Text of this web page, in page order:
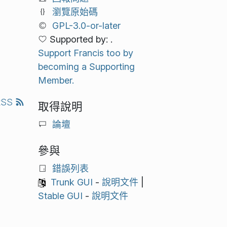
瀏覽原始碼
GPL-3.0-or-later
Supported by: .
Support Francis too by
becoming a Supporting
Member.
取得說明
論壇
參與
錯誤列表
Trunk GUI - 說明文件|
Stable GUI - 說明文件